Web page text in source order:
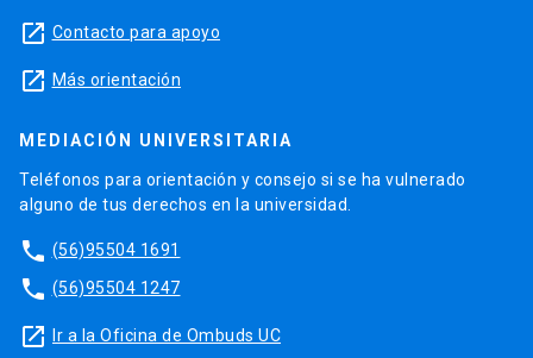
launch Contacto para apoyo
launch Más orientación
MEDIACIÓN UNIVERSITARIA
Teléfonos para orientación y consejo si se ha vulnerado
alguno de tus derechos en la universidad.
phone (56)95504 1691
phone (56)95504 1247
launch Ir a la Oficina de Ombuds UC